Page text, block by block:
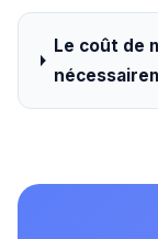
Le coût de